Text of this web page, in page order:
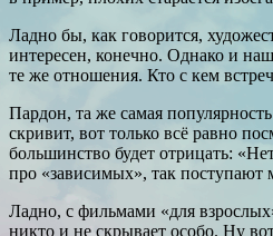
Ладно бы, как говорится,
интересен, конечно. Однако и
те же отношения. Кто с кем
Пардон, та же самая
скривит, вот только всё равно
большинство будет отрицать:
про «зависимых», так поступают
Ладно, с фильмами «для
никто и не скрывает особо. Ну